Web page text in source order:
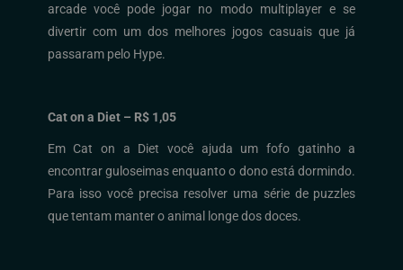
arcade você pode jogar no modo multiplayer e se
divertir com um dos melhores jogos casuais que já
passaram pelo Hype.
Cat on a Diet – R$ 1,05
Em Cat on a Diet você ajuda um fofo gatinho a
encontrar guloseimas enquanto o dono está dormindo.
Para isso você precisa resolver uma série de puzzles
que tentam manter o animal longe dos doces.